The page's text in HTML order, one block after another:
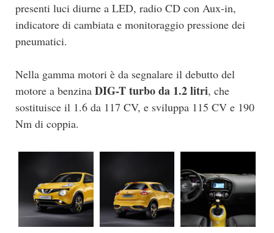
presenti luci diurne a LED, radio CD con Aux-in,
indicatore di cambiata e monitoraggio pressione dei
pneumatici.
Nella gamma motori è da segnalare il debutto del
motore a benzina DIG-T turbo da 1.2 litri, che
sostituisce il 1.6 da 117 CV, e sviluppa 115 CV e 190
Nm di coppia.